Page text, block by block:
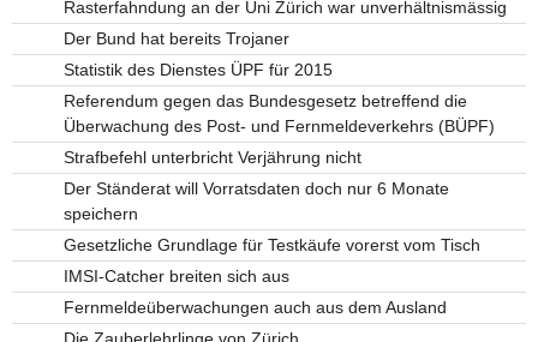
Rasterfahndung an der Uni Zürich war unverhältnismässig
Der Bund hat bereits Trojaner
Statistik des Dienstes ÜPF für 2015
Referendum gegen das Bundesgesetz betreffend die
Überwachung des Post- und Fernmeldeverkehrs (BÜPF)
Strafbefehl unterbricht Verjährung nicht
Der Ständerat will Vorratsdaten doch nur 6 Monate
speichern
Gesetzliche Grundlage für Testkäufe vorerst vom Tisch
IMSI-Catcher breiten sich aus
Fernmeldeüberwachungen auch aus dem Ausland